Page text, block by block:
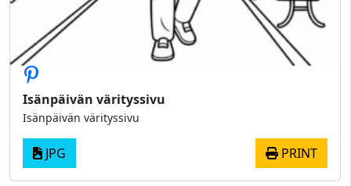
Isänpäivän värityssivu
Isänpäivän värityssivu
JPG PRINT